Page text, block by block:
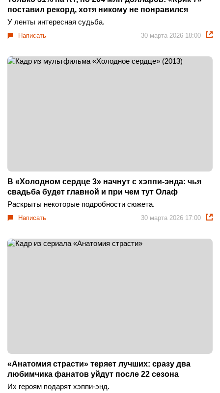
поставил рекорд, хотя никому не понравился
У ленты интересная судьба.
Написать 30 марта 2026 18:00
В «Холодном сердце 3» начнут с хэппи-энда: чья
свадьба будет главной и при чем тут Олаф
Раскрыты некоторые подробности сюжета.
Написать 30 марта 2026 17:00
«Анатомия страсти» теряет лучших: сразу два
любимчика фанатов уйдут после 22 сезона
Их героям подарят хэппи-энд.